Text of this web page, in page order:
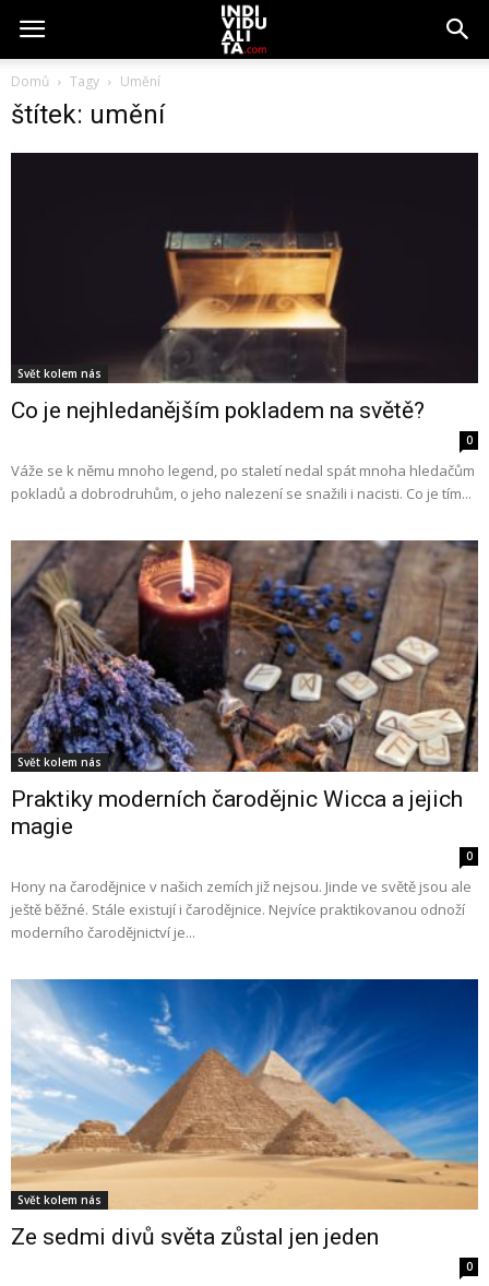
Domů Tagy Umění
štítek: umění
Svět kolem nás
Co je nejhledanějším pokladem na světě?
0
Váže se k němu mnoho legend, po staletí nedal spát mnoha hledačům
pokladů a dobrodruhům, o jeho nalezení se snažili i nacisti. Co je tím...
Svět kolem nás
Praktiky moderních čarodějnic Wicca a jejich
magie
0
Hony na čarodějnice v našich zemích již nejsou. Jinde ve světě jsou ale
ještě běžné. Stále existují i čarodějnice. Nejvíce praktikovanou odnoží
moderního čarodějnictví je...
Svět kolem nás
Ze sedmi divů světa zůstal jen jeden
0